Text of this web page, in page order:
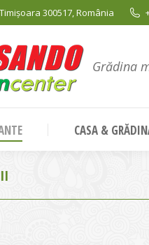
300517, România
Grădina
CASA &